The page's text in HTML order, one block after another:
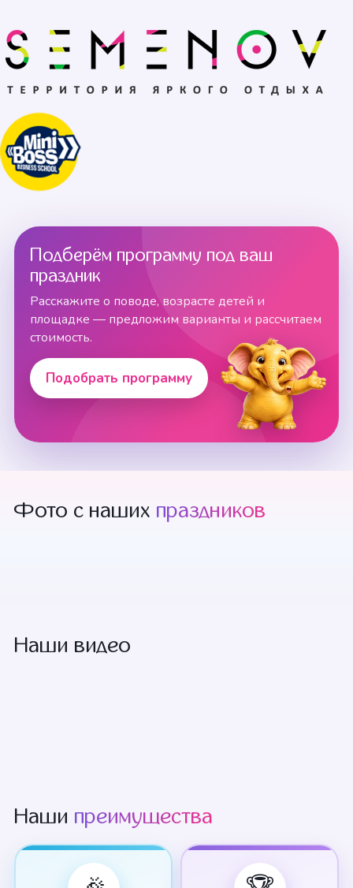
Подберём программу под ваш
праздник
Расскажите о поводе, возрасте детей и
площадке — предложим варианты и рассчитаем
стоимость.
Подобрать программу
Фото с наших праздников
Наши видео
Наши преимущества